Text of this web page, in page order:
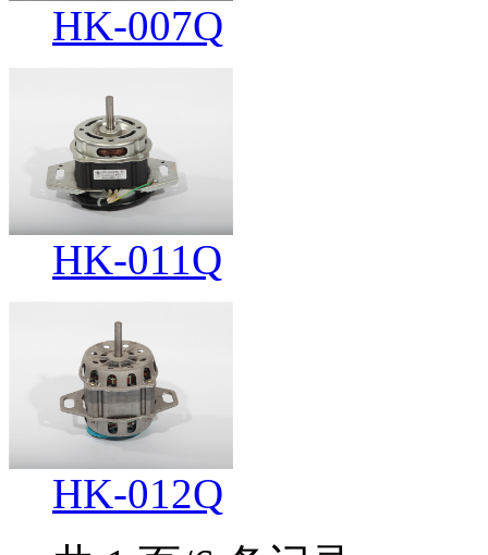
HK-007Q
HK-011Q
HK-012Q